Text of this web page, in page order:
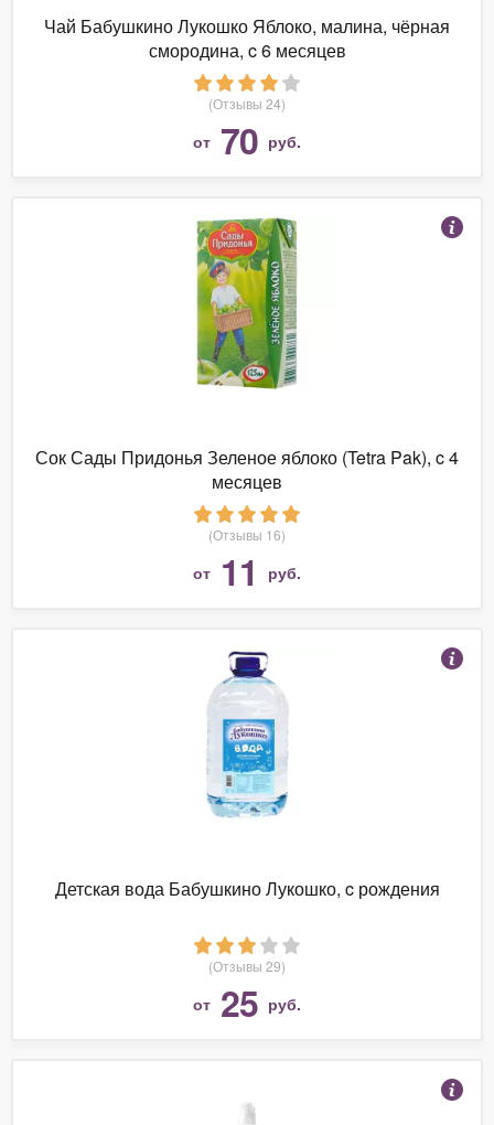
Чай Бабушкино Лукошко Яблоко, малина, чёрная
смородина, c 6 месяцев
(Отзывы 24)
от 70 руб.
Сок Сады Придонья Зеленое яблоко (Tetra Pak), c 4
месяцев
(Отзывы 16)
от 11 руб.
Детская вода Бабушкино Лукошко, c рождения
(Отзывы 29)
от 25 руб.